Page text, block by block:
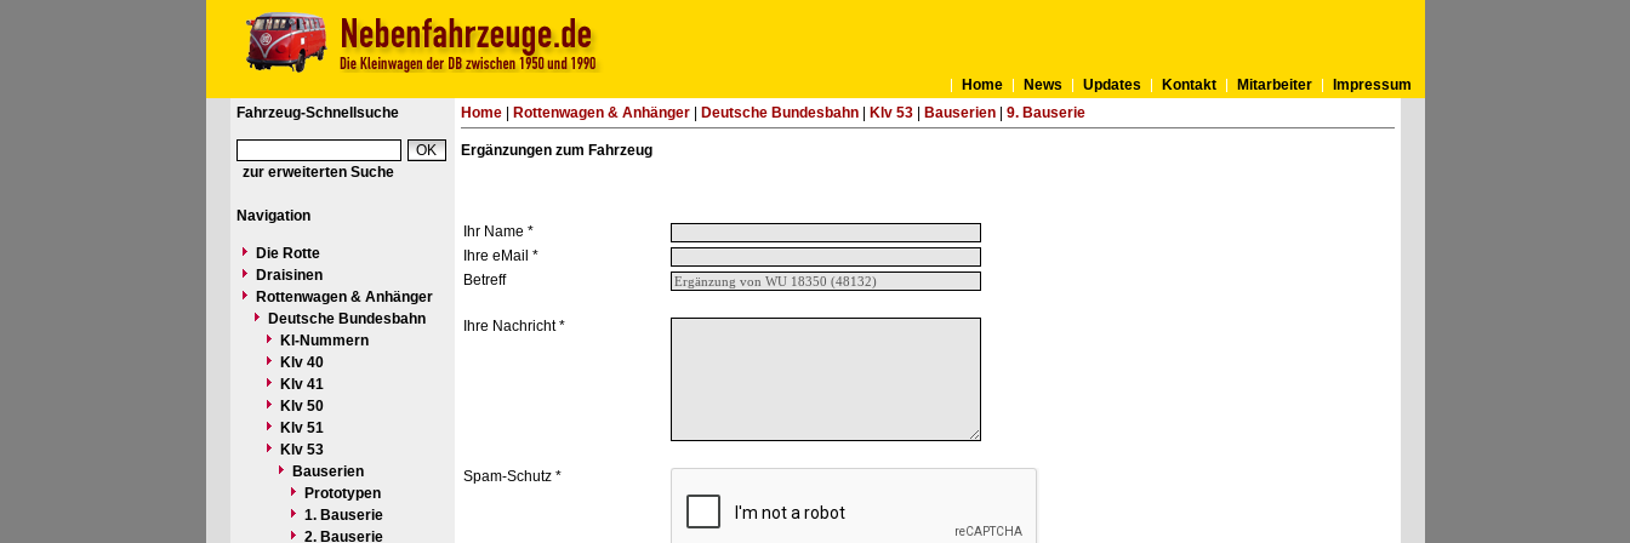
Home News Updates Kontakt Mitarbeiter
Impressum
Fahrzeug-Schnellsuche
zur erweiterten Suche
Navigation
Die Rotte
Draisinen
Rottenwagen & Anhänger
Deutsche Bundesbahn
Kl-Nummern
Klv 40
Klv 41
Klv 50
Klv 51
Klv 53
Bauserien
Prototypen
1. Bauserie
2. Bauserie
Home| Rottenwagen & Anhänger| Deutsche Bundesbahn| Klv 53| Bauserien| 9. Bauserie
Ergänzungen zum Fahrzeug
Ihr Name *
Ihre eMail *
Betreff
Ihre Nachricht *
Spam-Schutz *